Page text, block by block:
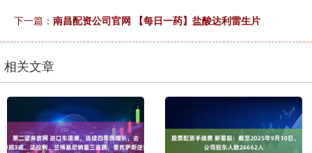
下一篇： 南昌配资公司官网 【每日一药】盐酸达利雷生片
相关文章